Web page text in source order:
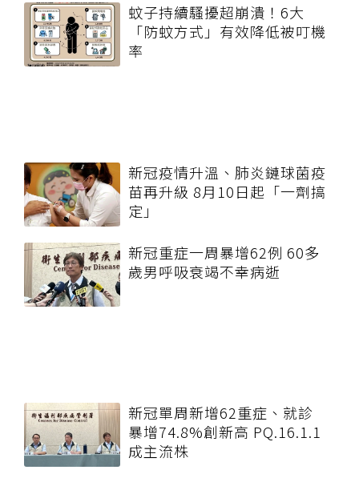
蚊子持續騷擾超崩潰！6大
「防蚊方式」有效降低被叮機
率
新冠疫情升溫、肺炎鏈球菌疫
苗再升級 8月10日起「一劑搞
定」
新冠重症一周暴增62例 60多
歲男呼吸衰竭不幸病逝
新冠單周新增62重症、就診
暴增74.8%創新高 PQ.16.1.1
成主流株